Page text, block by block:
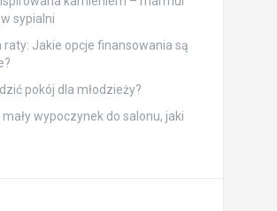
sypialni
raty: Jakie opcje finansowania są
pokój dla młodzieży?
mały wypoczynek do salonu, jaki